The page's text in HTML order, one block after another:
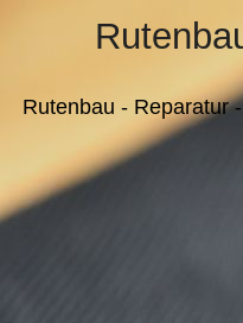
Rutenbau - Reparatur